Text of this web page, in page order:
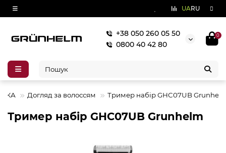
UARU
+38 050 260 05 50
0800 40 42 80
0
Догляд за волоссям Тример набір GHC07UB
Тример набір GHC07UB Grunhelm